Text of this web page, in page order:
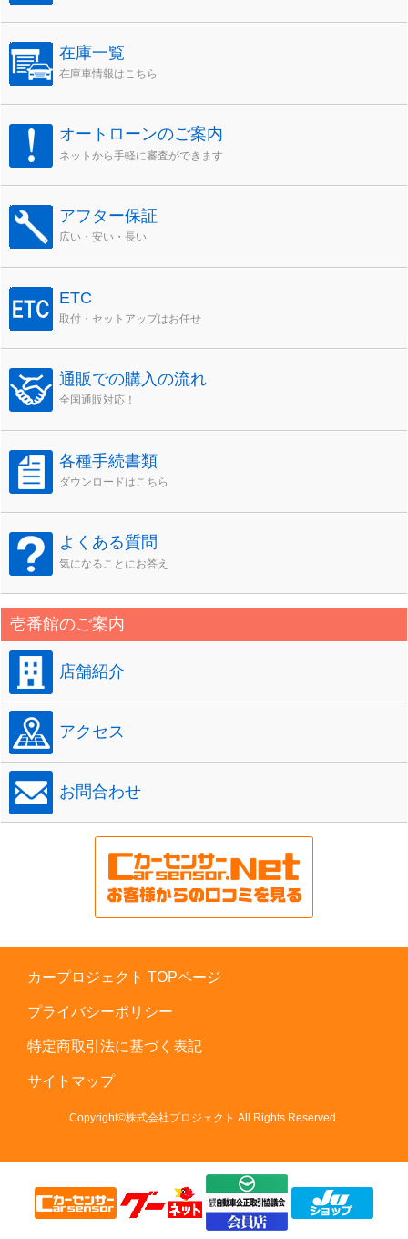
在庫一覧
在庫車情報はこちら
オートローンのご案内
ネットから手軽に審査ができます
アフター保証
広い・安い・長い
ETC
取付・セットアップはお任せ
通販での購入の流れ
全国通販対応！
各種手続書類
ダウンロードはこちら
よくある質問
気になることにお答え
壱番館のご案内
店舗紹介
アクセス
お問合わせ
カープロジェクト TOPページ
プライバシーポリシー
特定商取引法に基づく表記
サイトマップ
Copyright©株式会社プロジェクト All Rights Reserved.